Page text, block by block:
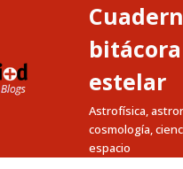
bitácora
estelar
Astrofísica,
cosmología,
espacio